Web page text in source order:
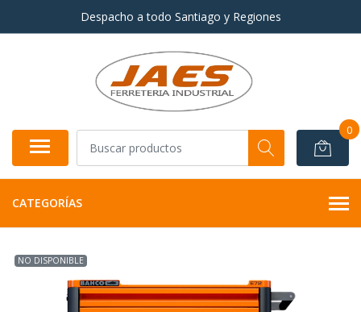
Despacho a todo Santiago y Regiones
0
CATEGORÍAS
NO DISPONIBLE